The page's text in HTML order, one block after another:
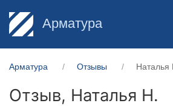
Арматура
Арматура Отзывы Наталья
Отзыв, Наталья Н.